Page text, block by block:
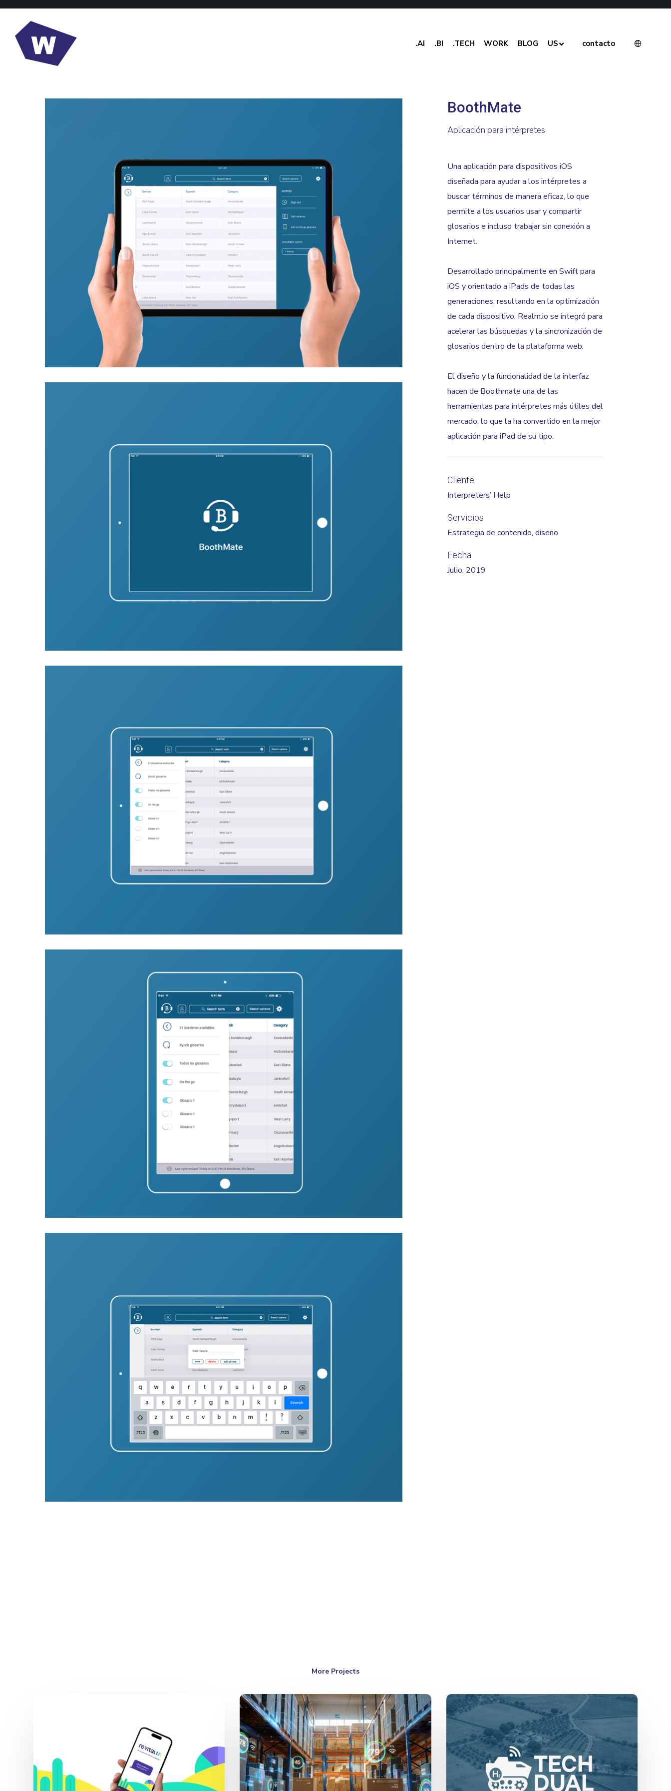
.AI .BI .TECH WORK BLOG US contacto
BoothMate
Aplicación para intérpretes
Una aplicación para dispositivos iOS
diseñada para ayudar a los intérpretes a
buscar términos de manera eficaz, lo que
permite a los usuarios usar y compartir
glosarios e incluso trabajar sin conexión a
Internet.
Desarrollado principalmente en Swift para
iOS y orientado a iPads de todas las
generaciones, resultando en la optimización
de cada dispositivo. Realm.io se integró para
acelerar las búsquedas y la sincronización de
glosarios dentro de la plataforma web.
El diseño y la funcionalidad de la interfaz
hacen de Boothmate una de las
herramientas para intérpretes más útiles del
mercado, lo que la ha convertido en la mejor
aplicación para iPad de su tipo.
Cliente
Interpreters’ Help
Servicios
Estrategia de contenido, diseño
Fecha
Julio, 2019
More Projects
Logistic
Forecast